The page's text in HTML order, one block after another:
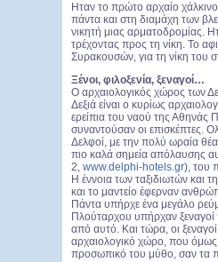
Ηταν το πρώτο αρχαίο
πάντα και στη διαμάχη των
νικητή μιας αρματοδρομίας.
τρέχοντας προς τη νίκη. Το
Συρακουσών, για τη νίκη του
Ξένοι, φιλοξενία, ξεναγοί…
Ο αρχαιολογικός χώρος των
Δεξιά είναι ο κυρίως
ερείπια του ναού της Αθηνάς
συναντούσαν οι επισκέπτες.
Δελφοί, με την πολύ ωραία
πιο καλά σημεία απόλαυσης
2, www.delphi-hotels.gr), του
Η έννοια των ταξιδιωτών και
και το μαντείο έφερναν
Πάντα υπήρχε ένα μεγάλο
Πλούταρχου υπήρχαν ξεναγοί
από αυτό. Και τώρα, οι
αρχαιολογικό χώρο, που όμως
προσωπικό του μύθο, σαν τα